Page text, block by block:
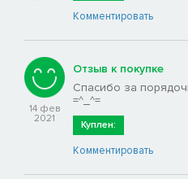
Комментировать
14 фев
2021
Отзыв к покупке
Спасибо за
=^_^=
Куплен:
Комментировать